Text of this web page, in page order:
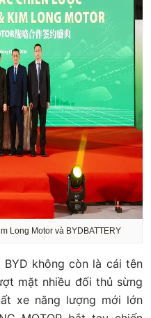
Long Motor và BYDBATTERY
không còn là cái tên
mặt nhiều đối thủ sừng
xe năng lượng mới lớn